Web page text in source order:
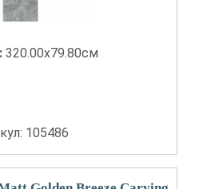
320.00x79.80см
105486